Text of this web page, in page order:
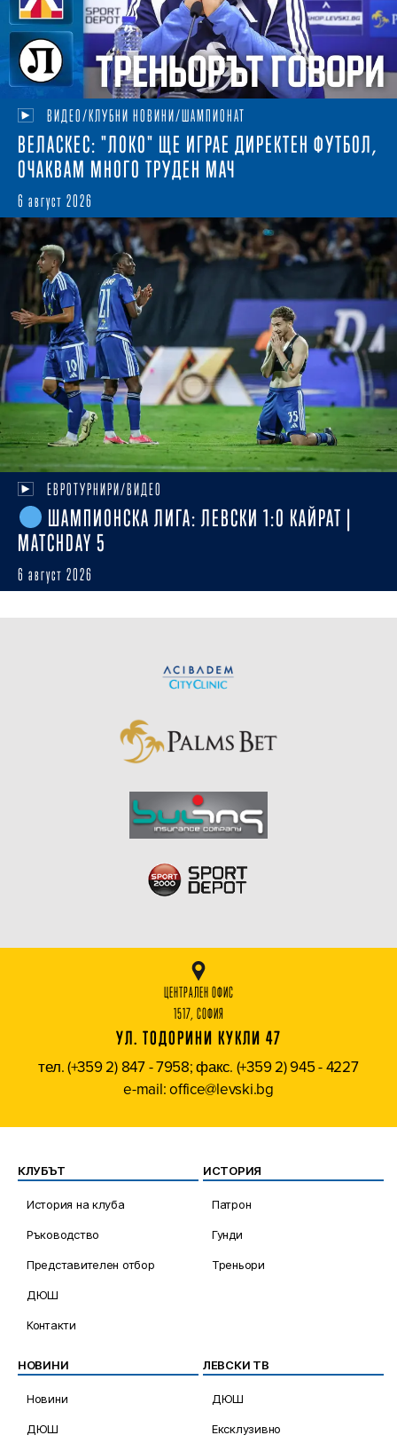
ВИДЕО/КЛУБНИ НОВИНИ/ШАМПИОНАТ
ВЕЛАСКЕС: "ЛОКО" ЩЕ ИГРАЕ ДИРЕКТЕН ФУТБОЛ,
ОЧАКВАМ МНОГО ТРУДЕН МАЧ
6 август 2026
ЕВРОТУРНИРИ/ВИДЕО
ШАМПИОНСКА ЛИГА: ЛЕВСКИ 1:0 КАЙРАТ |
MATCHDAY 5
6 август 2026
ЦЕНТРАЛЕН ОФИС
1517, СОФИЯ
УЛ. ТОДОРИНИ КУКЛИ 47
тел. (+359 2) 847 - 7958; факс. (+359 2) 945 - 4227
e-mail: office@levski.bg
КЛУБЪТ
История на клуба
Ръководство
Представителен отбор
ДЮШ
Контакти
ИСТОРИЯ
Патрон
Гунди
Треньори
НОВИНИ
Новини
ДЮШ
ЛЕВСКИ ТВ
ДЮШ
Ексклузивно